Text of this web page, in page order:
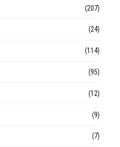
(207)
(24)
(114)
(95)
(12)
(9)
(7)